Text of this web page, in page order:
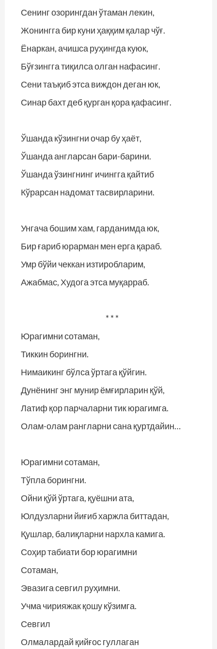
Сенинг озорингдан ўтаман лекин,
Жонингга бир куни ҳаққим қалар чўғ.
Ёнаркан, ачишса руҳингда куюк,
Бўғзингга тиқилса олган нафасинг.
Сени таъқиб этса виждон деган юк,
Синар бахт деб қурган қора қафасинг.
Ўшанда кўзингни очар бу ҳаёт,
Ўшанда англарсан бари-барини.
Ўшанда ўзингнинг ичингга қайтиб
Кўрарсан надомат тасвирларини.
Унгача бошим хам, гарданимда юк,
Бир ғариб юрарман мен ерга қараб.
Умр бўйи чеккан изтиробларим,
Ажабмас, Худога этса муқарраб.
* * *
Юрагимни сотаман,
Тиккин борингни.
Нимаикинг бўлса ўртага қўйгин.
Дунёнинг энг мунир ёмғирларин қўй,
Латиф қор парчаларни тик юрагимга.
Олам-олам рангларни сана қуртдайин…
Юрагимни сотаман,
Тўпла борингни.
Ойни қўй ўртага, қуёшни ата,
Юлдузларни йиғиб харжла биттадан,
Қушлар, балиқларни нархла камига.
Соҳир табиати бор юрагимни
Сотаман,
Эвазига севгил руҳимни.
Учма чирияжак қошу кўзимга.
Севгил
Олмалардай қийғос гуллаган